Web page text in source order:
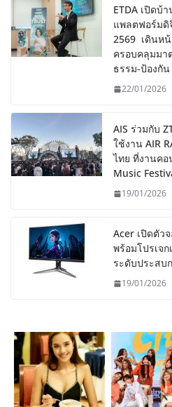
ETDA เปิดบ้
แพลตฟอร์มดิ
2569 เดินหน้
ครอบคลุมมา
ธรรม-ป้องกั
22/01/2026
AIS ร่วมกับ
ใช้งาน AIR
ไทย ที่งานค
Music
19/01/2026
Acer เปิดตัว
พร้อมโปรเจก
ระดับประส
19/01/2026